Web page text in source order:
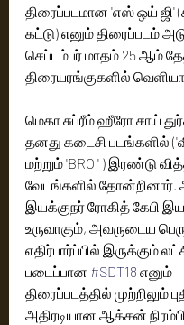
திரைப்படமான 'எஸ் ஒய் ஜி'
கட்டு) எனும் திரைப்படம்
செப்டம்பர் மாதம் 25 ஆம்
திரையரங்குகளில்
மெகா சுப்ரீம் ஹீரோ சாய்
தனது கடைசி படங்களில்
மற்றும் 'BRO ' ) இரண்டு
வேடங்களில் தோன்றினார்.
இயக்குநர் ரோகித் கேபி
உருவாகும், அவருடைய
எதிர்பார்ப்பில் இருக்கும்
படைப்பான #SDT18 எனும்
திரைப்படத்தில் முற்றிலும்
அதிரடியான ஆக்சன்